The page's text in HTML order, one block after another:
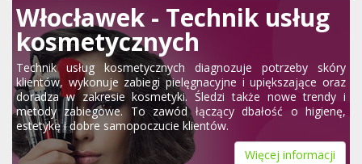
Włocławek - Technik usług
kosmetycznych
Technik usług kosmetycznych diagnozuje potrzeby skóry
klientów, wykonuje zabiegi pielęgnacyjne i upiększające oraz
doradza w zakresie kosmetyki. Śledzi także nowe trendy i
metody zabiegowe. To zawód łączący dbałość o higienę,
estetykę i dobre samopoczucie klientów.
Więcej informacji